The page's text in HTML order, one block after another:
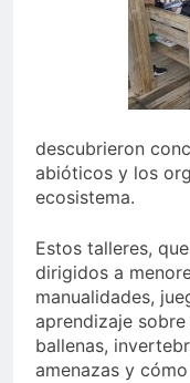
descubrieron
abióticos y los
ecosistema.
Estos talleres,
dirigidos a
manualidades,
aprendizaje
ballenas,
amenazas y